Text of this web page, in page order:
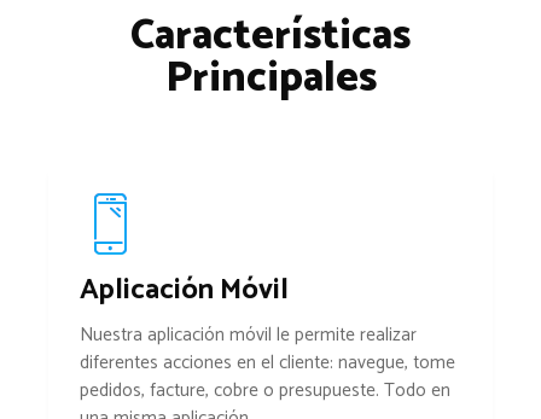
Características
Principales
Aplicación Móvil
Nuestra aplicación móvil le permite realizar
diferentes acciones en el cliente: navegue, tome
pedidos, facture, cobre o presupueste. Todo en